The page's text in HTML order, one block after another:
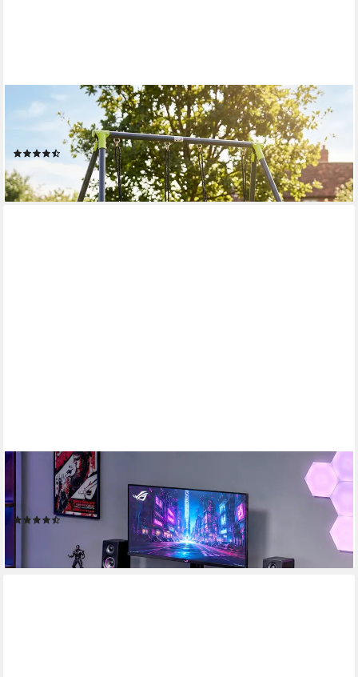
BABY VIVO
Einzelschaukel Kinderschaukel / Schaukelgestell -
Doppelschaukel bis 100 kg
(3)
59,90 €
lieferbar - in 3-4 Werktagen bei dir
Schreibtisch Gaming Tisch Gizmo mit Farbwechsel LED
Beleuchtung
(41)
lieferbar - in 3-4 Werktagen bei dir